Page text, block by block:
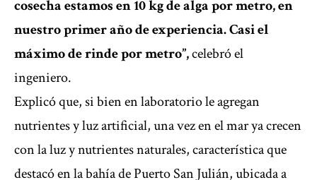
cosecha estamos en 10 kg de alga por metro, en
nuestro primer año de experiencia. Casi el
máximo de rinde por metro”,celebró el
ingeniero.
Explicó que, si bien en laboratorio le agregan
nutrientes y luz artificial, una vez en el mar ya crecen
con la luz y nutrientes naturales, característica que
destacó en la bahía de Puerto San Julián, ubicada a